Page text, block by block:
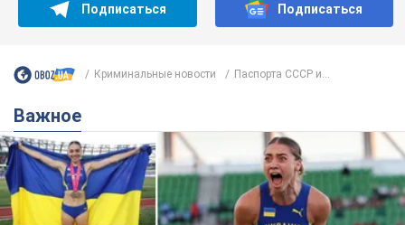
Подписаться Подписаться
Криминальные новости Паспорта СССР и...
Важное